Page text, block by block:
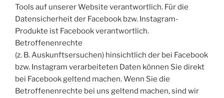
Tools auf unserer Website verantwortlich. Für die
Datensicherheit der Facebook bzw. Instagram-
Produkte ist Facebook verantwortlich.
Betroffenenrechte
(z. B. Auskunftsersuchen) hinsichtlich der bei Facebook
bzw. Instagram verarbeiteten Daten können Sie direkt
bei Facebook geltend machen. Wenn Sie die
Betroffenenrechte bei uns geltend machen, sind wir